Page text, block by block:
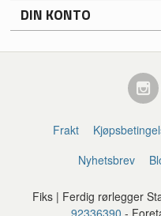
DIN KONTO
Frakt
Nyhetsbrev
Fiks | Ferdig rørlegger